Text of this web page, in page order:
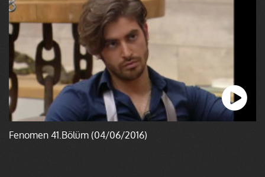
Fenomen 41.Bölüm (04/06/2016)